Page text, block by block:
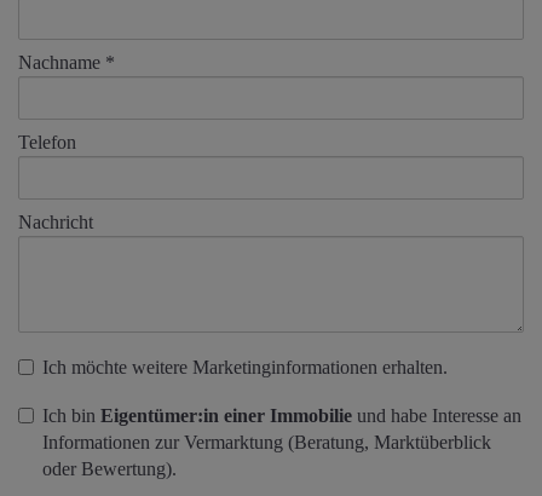
Nachname
Telefon
Nachricht
Ich möchte weitere Marketinginformationen erhalten.
Ich bin Eigentümer:in einer Immobilie und habe Interesse an
Informationen zur Vermarktung (Beratung, Marktüberblick
oder Bewertung).